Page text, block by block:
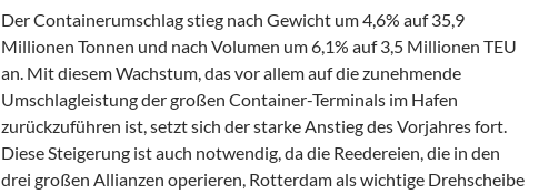
Der Containerumschlag stieg nach Gewicht um 4,6% auf 35,9
Millionen Tonnen und nach Volumen um 6,1% auf 3,5 Millionen TEU
an. Mit diesem Wachstum, das vor allem auf die zunehmende
Umschlagleistung der großen Container-Terminals im Hafen
zurückzuführen ist, setzt sich der starke Anstieg des Vorjahres fort.
Diese Steigerung ist auch notwendig, da die Reedereien, die in den
drei großen Allianzen operieren, Rotterdam als wichtige Drehscheibe